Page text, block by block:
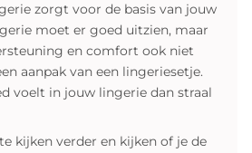
zorgt voor de basis van jouw
moet er goed uitzien, maar
en comfort ook niet
aanpak van een lingeriesetje.
voelt in jouw lingerie dan straal
kijken verder en kijken of je de